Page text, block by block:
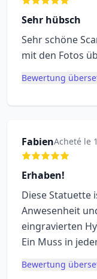
Sehr hübsch
Sehr schöne
mit den Fotos
Bewertung
FabienAcheté le
Erhaben!
Diese Statuette
Anwesenheit
eingravierten
Ein Muss in
Bewertung